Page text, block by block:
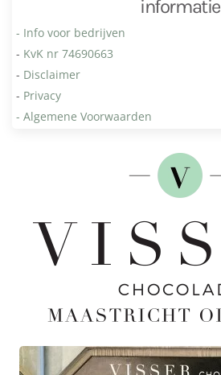
informatie
- Info voor bedrijven
- KvK nr 74690663
- Disclaimer
- Privacy
- Algemene Voorwaarden